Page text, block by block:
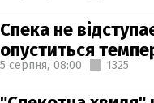
Спека не
опуститься
5 серпня, 08:00 1325